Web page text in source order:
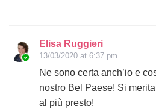
Elisa Ruggieri
13/03/2020 at 6:37 pm
Ne sono certa anch’io e
nostro Bel Paese! Si
al più presto!